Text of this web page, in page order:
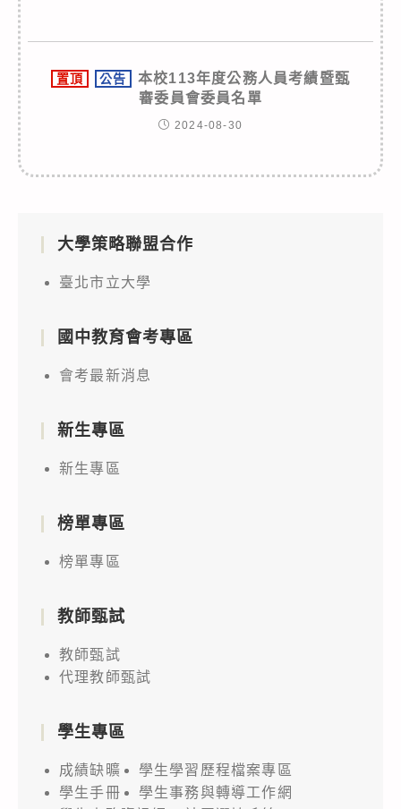
置頂 公告
本校113年度公務人員考績暨甄
審委員會委員名單
2024-08-30
大學策略聯盟合作
臺北市立大學
國中教育會考專區
會考最新消息
新生專區
新生專區
榜單專區
榜單專區
教師甄試
教師甄試
代理教師甄試
學生專區
成績缺曠
學生學習歷程檔案專區
學生手冊
學生事務與轉導工作網